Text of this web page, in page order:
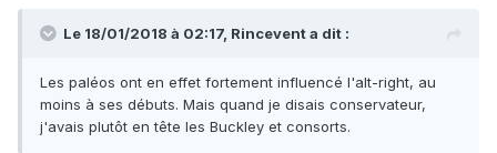
Le 18/01/2018 à 02:17, Rinceventa dit :
Les paléos ont en effet fortement influencé l'alt-right, au
moins à ses débuts. Mais quand je disais conservateur,
j'avais plutôt en tête les Buckley et consorts.